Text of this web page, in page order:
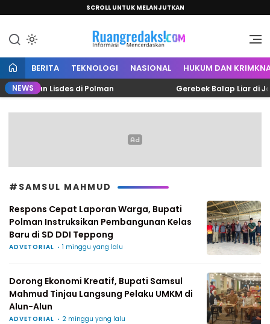
SCROLL UNTUK MELANJUTKAN
Ruang Redaksi
Informasi Mencerdaskan
BERITA TEKNOLOGI NASIONAL HUKUM DAN
NEWSLisdes di Polman Gerebek Balap Liar di
#SAMSUL MAHMUD
Respons Cepat Laporan Warga, Bupati
Polman Instruksikan Pembangunan Kelas
Baru di SD DDI Teppong
ADVETORIAL 1 minggu yang lalu
Dorong Ekonomi Kreatif, Bupati Samsul
Mahmud Tinjau Langsung Pelaku UMKM di
Alun-Alun
ADVETORIAL 2 minggu yang lalu